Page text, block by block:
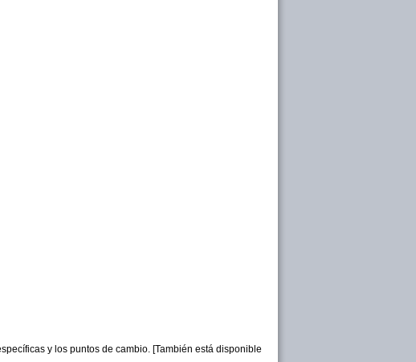
y los puntos de cambio. [También está disponible